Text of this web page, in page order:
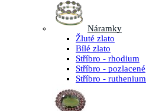
Náramky
Žluté zlato
Bílé zlato
Stříbro - rhodium
Stříbro - pozlacené
Stříbro - ruthenium